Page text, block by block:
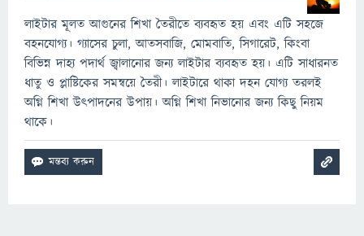
লাইটার মূলত আগুনের শিখা তৈরীতে ব্যবহৃত হয় এবং এটি সহজে
বহনযোগ্য। গ্যাসের চুলা, আতসবাজি, মোমবাতি, সিগারেট, কিংবা
বিভিন্ন দাহ্য পদার্থ জ্বালানোর জন্য লাইটার ব্যবহৃত হয়। এটি সাধারনত
ধাতু ও প্লাষ্টিকের সমন্বয়ে তৈরী। লাইটারে থাকা দহন যোগ্য তরলই
অগ্নি শিখা উৎপাদনের উপায়। অগ্নি শিখা নিভানোর জন্য কিছু নিয়ম
থাকে।